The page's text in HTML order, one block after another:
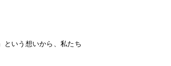
という想いから、私たち